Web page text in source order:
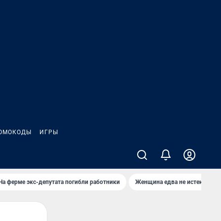
ИГРЫ
ферме экс-депутата погибли работники Женщина едва не истекла